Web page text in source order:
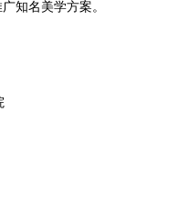
知名美学方案。